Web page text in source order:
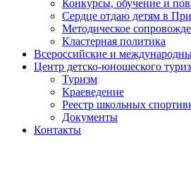
Конкурсы, обучение и
Сердце отдаю детям в
Методическое
Кластерная политика
Всероссийские и
Центр детско-юношеского
Туризм
Краеведение
Реестр школьных
Документы
Контакты